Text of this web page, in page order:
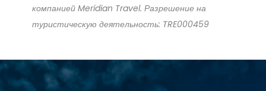
компанией Meridian Travel. Разрешение на
туристическую деятельность: TRE000459